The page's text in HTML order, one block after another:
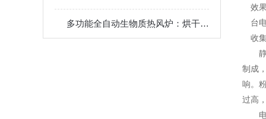
多功能全自动生物质热风炉：烘干、加热、供暖一机多用，提升生产效率
效果
台
收
制成
响。
过高